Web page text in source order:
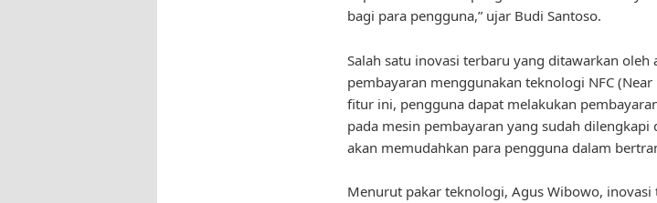
bagi para pengguna,” ujar Budi Santoso.
Salah satu inovasi terbaru yang ditawarkan oleh
pembayaran menggunakan teknologi NFC
fitur ini, pengguna dapat melakukan
pada mesin pembayaran yang sudah
akan memudahkan para pengguna dalam
Menurut pakar teknologi, Agus Wibowo, inovasi